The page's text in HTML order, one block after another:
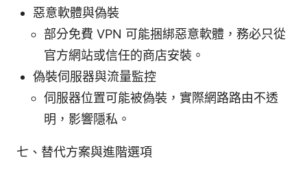
惡意軟體與偽裝
部分免費 VPN 可能捆綁惡意軟體，務必只從
官方網站或信任的商店安裝。
偽裝伺服器與流量監控
伺服器位置可能被偽裝，實際網路路由不透
明，影響隱私。
七、替代方案與進階選項